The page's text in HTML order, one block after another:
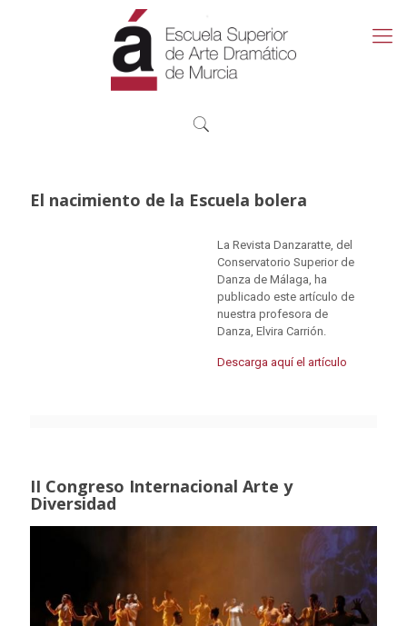
El nacimiento de la Escuela bolera
La Revista Danzaratte, del
Conservatorio Superior de
Danza de Málaga, ha
publicado este artículo de
nuestra profesora de
Danza, Elvira Carrión.
Descarga aquí el artículo
II Congreso Internacional Arte y
Diversidad